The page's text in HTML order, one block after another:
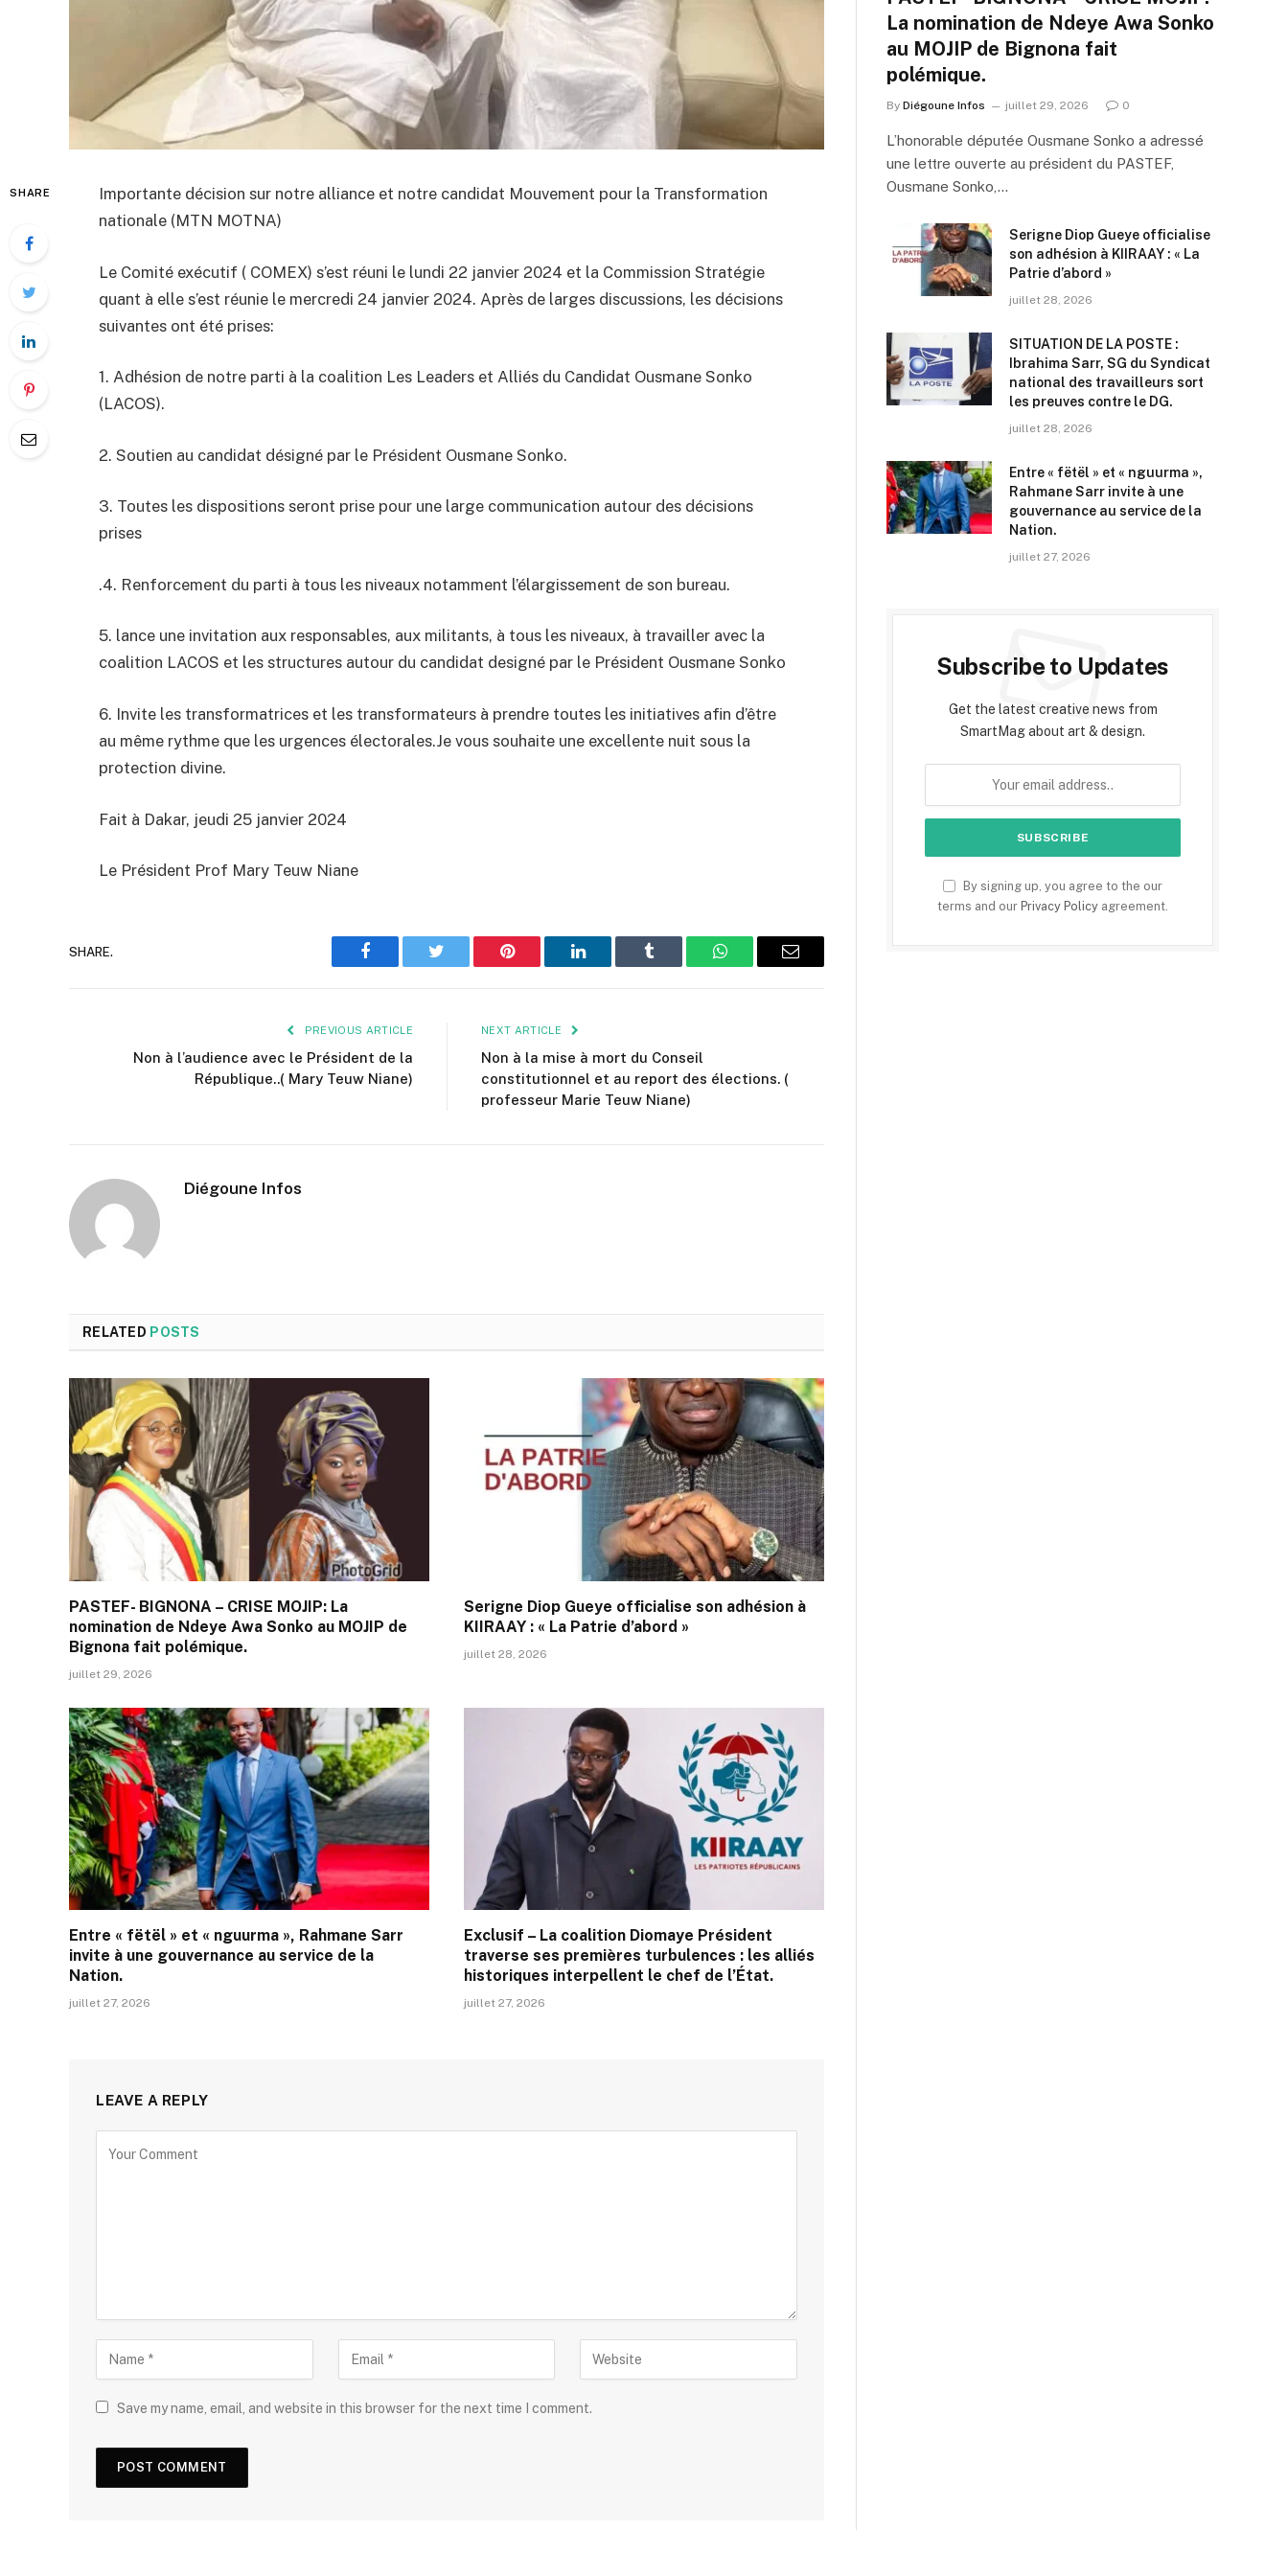
SHARE
Importante décision sur notre alliance et notre candidat Mouvement pour la Transformation
nationale (MTN MOTNA)
Le Comité exécutif ( COMEX) s’est réuni le lundi 22 janvier 2024 et la Commission Stratégie
quant à elle s’est réunie le mercredi 24 janvier 2024. Après de larges discussions, les décisions
suivantes ont été prises:
1. Adhésion de notre parti à la coalition Les Leaders et Alliés du Candidat Ousmane Sonko
(LACOS).
2. ⁠Soutien au candidat désigné par le Président Ousmane Sonko.
3. ⁠Toutes les dispositions seront prise pour une large communication autour des décisions
prises
.4. ⁠Renforcement du parti à tous les niveaux notamment l’élargissement de son bureau.
5. ⁠lance une invitation aux responsables, aux militants, à tous les niveaux, à travailler avec la
coalition LACOS et les structures autour du candidat designé par le Président Ousmane Sonko
6. ⁠Invite les transformatrices et les transformateurs à prendre toutes les initiatives afin d’être
au même rythme que les urgences électorales.Je vous souhaite une excellente nuit sous la
protection divine.
Fait à Dakar, jeudi 25 janvier 2024
Le Président Prof Mary Teuw Niane
SHARE.
Facebook Twitter Pinterest LinkedIn Tumblr WhatsAppEmail
PREVIOUS ARTICLE
Non à l’audience avec le Président de la
République..( Mary Teuw Niane)
NEXT ARTICLE
Non à la mise à mort du Conseil
constitutionnel et au report des élections. (
professeur Marie Teuw Niane)
Diégoune Infos
RELATED POSTS
PASTEF- BIGNONA – CRISE MOJIP: La
nomination de Ndeye Awa Sonko au MOJIP de
Bignona fait polémique.
juillet 29, 2026
Serigne Diop Gueye officialise son adhésion à
KIIRAAY : « La Patrie d’abord »
juillet 28, 2026
Entre « fëtël » et « nguurma », Rahmane Sarr
invite à une gouvernance au service de la
Nation.
juillet 27, 2026
Exclusif – La coalition Diomaye Président
traverse ses premières turbulences : les alliés
historiques interpellent le chef de l’État.
juillet 27, 2026
LEAVE A REPLY
Save my name, email, and website in this browser for the next time I comment.
La nomination de Ndeye Awa Sonko
au MOJIP de Bignona fait
polémique.
By Diégoune Infos juillet 29, 2026 0
L’honorable députée Ousmane Sonko a adressé
une lettre ouverte au président du PASTEF,
Ousmane Sonko,…
Serigne Diop Gueye officialise
son adhésion à KIIRAAY : « La
Patrie d’abord »
juillet 28, 2026
SITUATION DE LA POSTE :
Ibrahima Sarr, SG du Syndicat
national des travailleurs sort
les preuves contre le DG.
juillet 28, 2026
Entre « fëtël » et « nguurma »,
Rahmane Sarr invite à une
gouvernance au service de la
Nation.
juillet 27, 2026
Subscribe to Updates
Get the latest creative news from
SmartMag about art & design.
By signing up, you agree to the our
terms and our Privacy Policy agreement.